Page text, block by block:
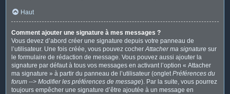
Haut
Comment ajouter une signature à mes messages ?
Vous devez d’abord créer une signature depuis votre panneau de
l’utilisateur. Une fois créée, vous pouvez cocherAttacher ma signature sur
le formulaire de rédaction de message. Vous pouvez aussi ajouter la
signature par défaut à tous vos messages en activant l’option « Attacher
ma signature » à partir du panneau de l’utilisateur (ongletPréférences du
forum --> Modifier les préférences de message). Par la suite, vous pourrez
toujours empêcher une signature d’être ajoutée à un message en